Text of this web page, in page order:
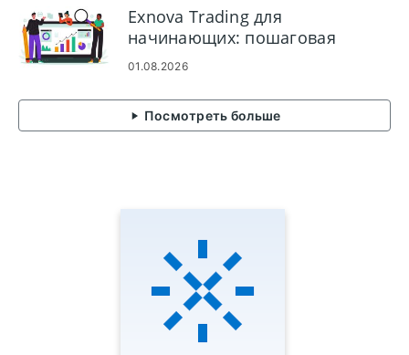
Exnova Trading для
начинающих: пошаговая
настройка и первые сделки
01.08.2026
Посмотреть больше